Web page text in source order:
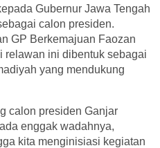
Gubernur Jawa Tengah
calon presiden.
GP Berkemajuan Faozan
relawan ini dibentuk sebagai
yang mendukung
calon presiden Ganjar
enggak wadahnya,
kita menginisiasi kegiatan